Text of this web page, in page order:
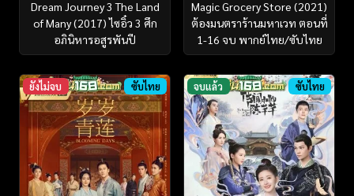
Dream Journey 3 The Land
of Many (2017) ไซอิ๋ว 3 ศึก
อภินิหารอสูรพันปี
Magic Grocery Store (2021)
ต้องมนตราร้านมหาเวท ตอนที่
1-16 จบ พากย์ไทย/ซับไทย
ยังไม่จบ ซับไทย จบแล้ว ซับไทย